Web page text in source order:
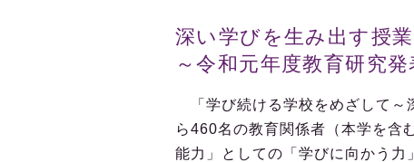
深い学びを生み出す授
～令和元年度教育研究
「学び続ける学校をめざして～
ら460名の教育関係者（本学を含
能力」としての「学びに向かう